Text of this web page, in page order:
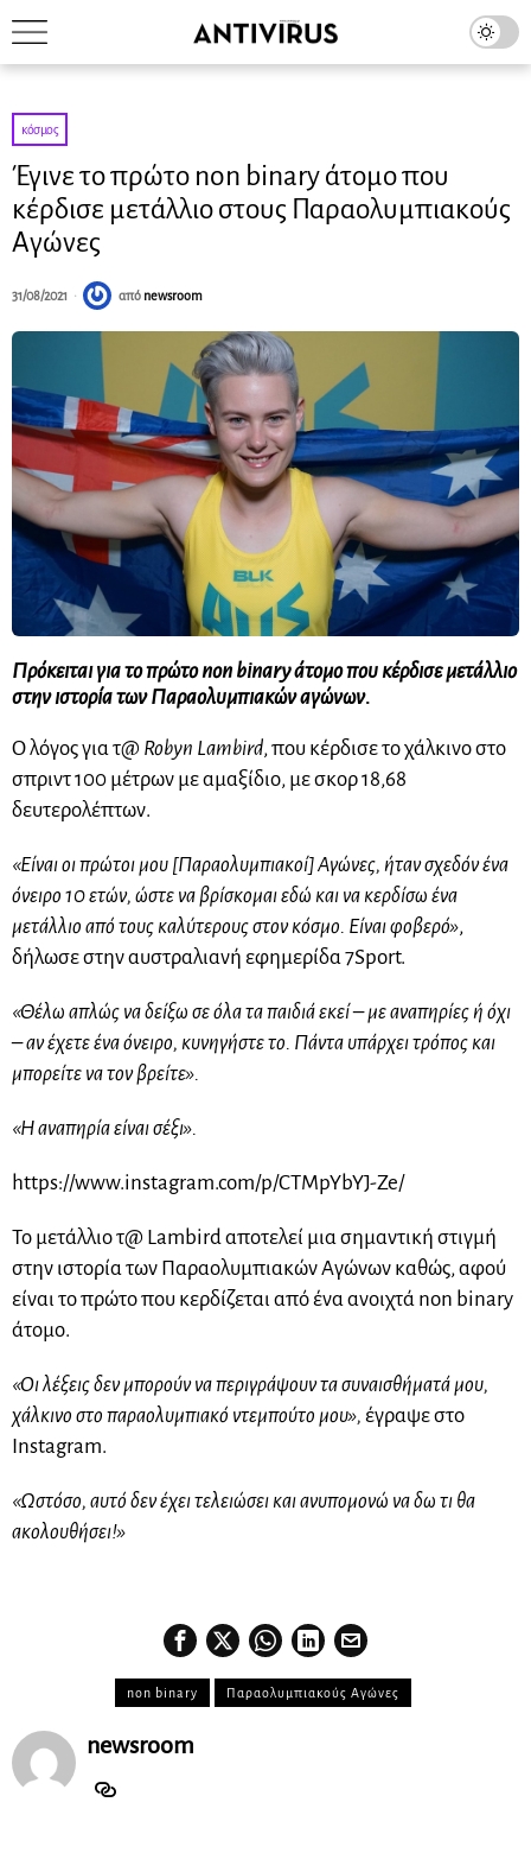
κόσμος
Έγινε το πρώτο non binary άτομο που
κέρδισε μετάλλιο στους Παραολυμπιακούς
Αγώνες
31/08/2021 από newsroom
Πρόκειται για το πρώτο non binary άτομο που κέρδισε μετάλλιο
στην ιστορία των Παραολυμπιακών αγώνων.
Ο λόγος για τ@ Robyn Lambird, που κέρδισε το χάλκινο στο
σπριντ 100 μέτρων με αμαξίδιο, με σκορ 18,68
δευτερολέπτων.
«Είναι οι πρώτοι μου [Παραολυμπιακοί] Αγώνες, ήταν σχεδόν ένα
όνειρο 10 ετών, ώστε να βρίσκομαι εδώ και να κερδίσω ένα
μετάλλιο από τους καλύτερους στον κόσμο. Είναι φοβερό»,
δήλωσε στην αυστραλιανή εφημερίδα 7Sport.
«Θέλω απλώς να δείξω σε όλα τα παιδιά εκεί – με αναπηρίες ή όχι
– αν έχετε ένα όνειρο, κυνηγήστε το. Πάντα υπάρχει τρόπος και
μπορείτε να τον βρείτε».
«Η αναπηρία είναι σέξι».
https://www.instagram.com/p/CTMpYbYJ-Ze/
Το μετάλλιο τ@ Lambird αποτελεί μια σημαντική στιγμή
στην ιστορία των Παραολυμπιακών Αγώνων καθώς, αφού
είναι το πρώτο που κερδίζεται από ένα ανοιχτά non binary
άτομο.
«Οι λέξεις δεν μπορούν να περιγράψουν τα συναισθήματά μου,
χάλκινο στο παραολυμπιακό ντεμπούτο μου», έγραψε στο
Instagram.
«Ωστόσο, αυτό δεν έχει τελειώσει και ανυπομονώ να δω τι θα
ακολουθήσει!»
non binary Παραολυμπιακούς Αγώνες
newsroom